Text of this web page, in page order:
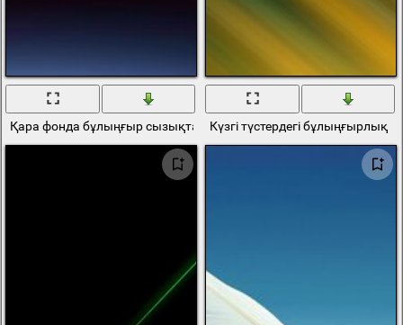
Қара фонда бұлыңғыр сызықтар Күзгі түстердегі бұлыңғырлық